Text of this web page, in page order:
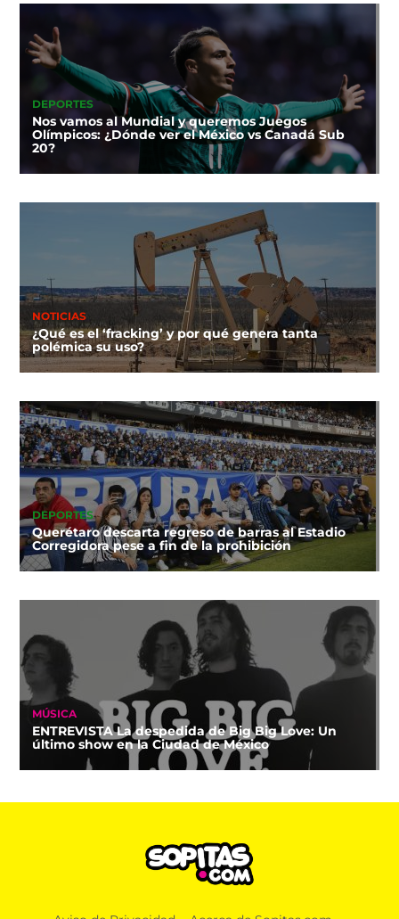
DEPORTES
Nos vamos al Mundial y queremos Juegos
Olímpicos: ¿Dónde ver el México vs Canadá Sub
20?
NOTICIAS
¿Qué es el ‘fracking’ y por qué genera tanta
polémica su uso?
DEPORTES
Querétaro descarta regreso de barras al Estadio
Corregidora pese a fin de la prohibición
MÚSICA
ENTREVISTA La despedida de Big Big Love: Un
último show en la Ciudad de México